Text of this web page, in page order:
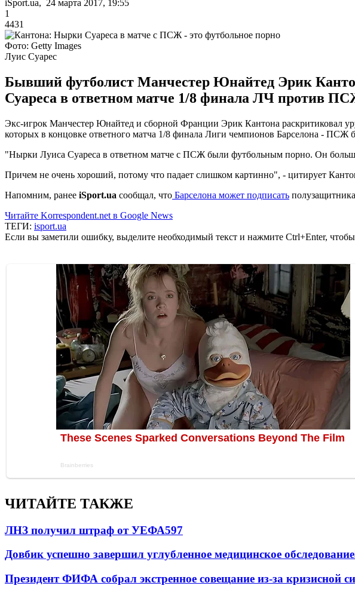
iSport.ua, 24 марта 2017, 19:55
1
4431
Фото: Getty Images
Луис Суарес
Бывший футболист Манчестер Юнайтед Эрик
Суареса в ответном матче 1/8 финала ЛЧ против
Экс-игрок Манчестер Юнайтед и сборной Франции Эрик Кантона раскритиковал
которых в концовке ответного матча 1/8 финала Лиги чемпионов Барселона - ПСЖ
"Нырки Луиса Суареса в ответном матче с ПСЖ были футбольным порно. Он
Причем не очень хороший, потому что падает слишком картинно", - цитирует
Напомним, ранее iSport.ua сообщал, что Барселона может подписать
Читайте Korrespondent.net в Google News
ТЕГИ: isport.ua
Если вы заметили ошибку, выделите необходимый текст и нажмите Ctrl+Enter,
ЧИТАЙТЕ ТАКЖЕ
ЛНЗ получил штраф от УЕФА597
Довбик успешно завершил углубленное медицинское обследование
Президент ФИФА собрал экстренное совещание из-за кризисной